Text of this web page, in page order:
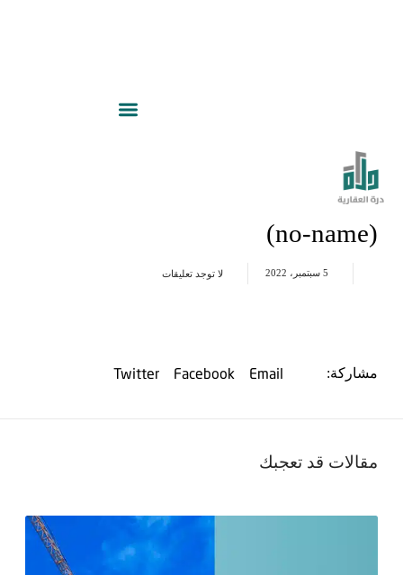
(no-name)
5 سبتمبر، 2022 لا توجد تعليقات
مشاركة: Email
Facebook
Twitter
مقالات قد تعجبك